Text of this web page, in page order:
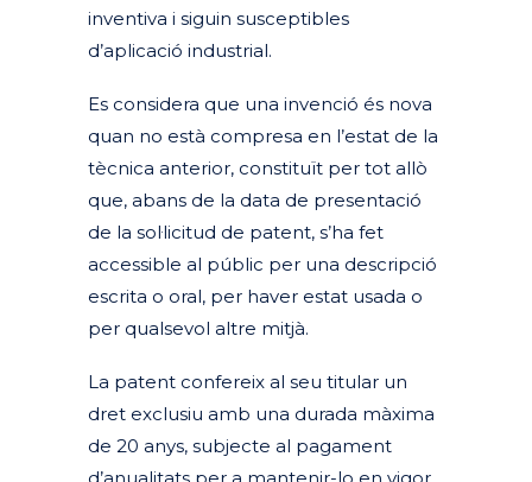
inventiva i siguin susceptibles
d’aplicació industrial.
Es considera que una invenció és nova
quan no està compresa en l’estat de la
tècnica anterior, constituït per tot allò
que, abans de la data de presentació
de la sol·licitud de patent, s’ha fet
accessible al públic per una descripció
escrita o oral, per haver estat usada o
per qualsevol altre mitjà.
La patent confereix al seu titular un
dret exclusiu amb una durada màxima
de 20 anys, subjecte al pagament